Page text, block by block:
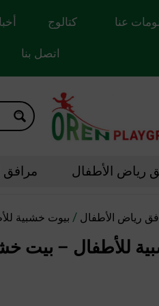
عنا كتالوج
اتصل بنا
رياض الأطفال مرافق
رياض الأطفال / بيوت خشبية
للأطفال – بيت